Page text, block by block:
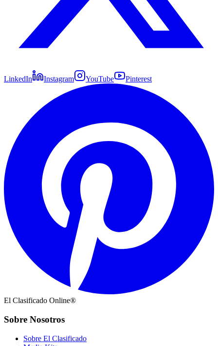
LinkedIn Instagram YouTube Pinterest
El Clasificado Online®
Sobre Nosotros
Sobre El Clasificado